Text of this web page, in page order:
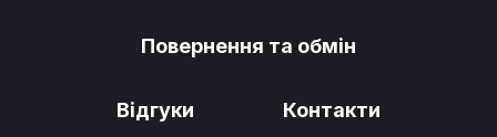
Повернення та обмін
Відгуки Контакти